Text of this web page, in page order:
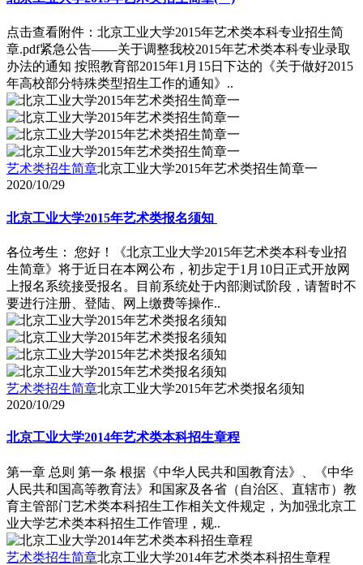
点击查看附件：北京工业大学2015年艺术类本科专业招生简
章.pdf紧急公告――关于调整我校2015年艺术类本科专业录取
办法的通知 按照教育部2015年1月15日下达的《关于做好2015
年高校部分特殊类型招生工作的通知》..
艺术类招生简章北京工业大学2015年艺术类招生简章一
2020/10/29
北京工业大学2015年艺术类报名须知
各位考生： 您好！《北京工业大学2015年艺术类本科专业招
生简章》将于近日在本网公布，初步定于1月10日正式开放网
上报名系统接受报名。目前系统处于内部测试阶段，请暂时不
要进行注册、登陆、网上缴费等操作..
艺术类招生简章北京工业大学2015年艺术类报名须知
2020/10/29
北京工业大学2014年艺术类本科招生章程
第一章 总则 第一条 根据《中华人民共和国教育法》、《中华
人民共和国高等教育法》和国家及各省（自治区、直辖市）教
育主管部门艺术类本科招生工作相关文件规定，为加强北京工
业大学艺术类本科招生工作管理，规..
艺术类招生简章北京工业大学2014年艺术类本科招生章程